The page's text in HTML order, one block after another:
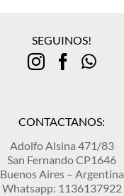
pueden
elegir
de
SEGUINOS!
CONTACTANOS:
Adolfo Alsina 471/83
San Fernando CP1646
Buenos Aires – Argentina
Whatsapp: 1136137922